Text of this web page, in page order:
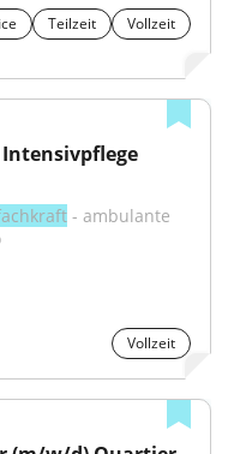
Teilzeit
Vollzeit
- ambulante
Vollzeit